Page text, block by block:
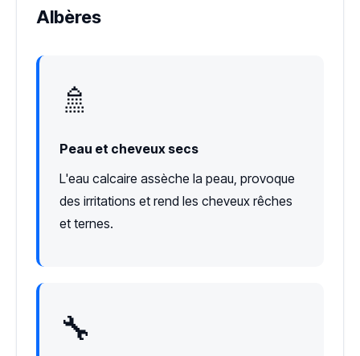
Albères
🚿
Peau et cheveux secs
L'eau calcaire assèche la peau, provoque
des irritations et rend les cheveux rêches
et ternes.
🔧